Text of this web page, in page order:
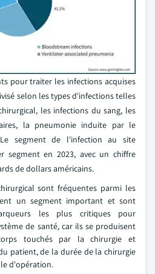
pour traiter les infections acquises
selon les types d'infections telles
les infections du sang, les
la pneumonie induite par le
segment de l'infection au site
segment en 2023, avec un chiffre
de dollars américains.
sont fréquentes parmi les
un segment important et sont
les plus critiques pour
de santé, car ils se produisent
touchés par la chirurgie et
patient, de la durée de la chirurgie
d'opération.